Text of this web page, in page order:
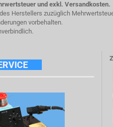
und exkl. Versandkosten.
Herstellers zuzüglich
vorbehalten.